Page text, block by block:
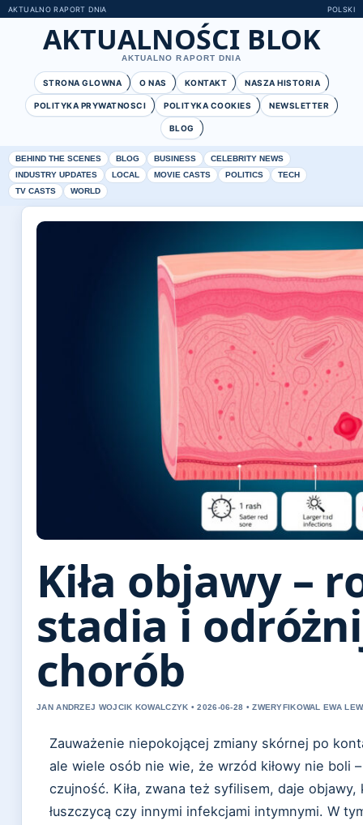
AKTUALNO RAPORT DNIA POLSKI
AKTUALNOŚCI BLOK
AKTUALNO RAPORT DNIA
STRONA GLOWNA O NAS KONTAKT NASZA HISTORIA
POLITYKA PRYWATNOSCI POLITYKA COOKIES NEWSLETTER
BLOG
BEHIND THE SCENES BLOG BUSINESS
CELEBRITY NEWS
INDUSTRY UPDATES
LOCAL MOVIE CASTS POLITICS
TECH
TV CASTS
WORLD
Kiła objawy –
stadia i
chorób
JAN ANDRZEJ WOJCIK KOWALCZYK • 2026-06-28 • ZWERYFIKOWAL EWA
Zauważenie niepokojącej zmiany skórnej po
ale wiele osób nie wie, że wrzód kiłowy nie boli
czujność. Kiła, zwana też syfilisem, daje
łuszczycą czy innymi infekcjami intymnymi. W